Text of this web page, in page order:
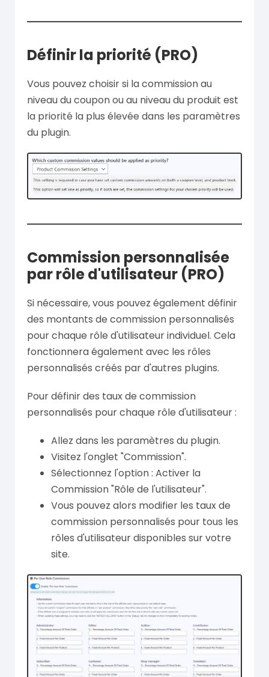
Définir la priorité (PRO)
Vous pouvez choisir si la commission au
niveau du coupon ou au niveau du produit est
la priorité la plus élevée dans les paramètres
du plugin.
Commission personnalisée
par rôle d'utilisateur (PRO)
Si nécessaire, vous pouvez également définir
des montants de commission personnalisés
pour chaque rôle d'utilisateur individuel. Cela
fonctionnera également avec les rôles
personnalisés créés par d'autres plugins.
Pour définir des taux de commission
personnalisés pour chaque rôle d'utilisateur :
Allez dans les paramètres du plugin.
Visitez l'onglet "Commission".
Sélectionnez l'option : Activer la
Commission "Rôle de l'utilisateur".
Vous pouvez alors modifier les taux de
commission personnalisés pour tous les
rôles d'utilisateur disponibles sur votre
site.